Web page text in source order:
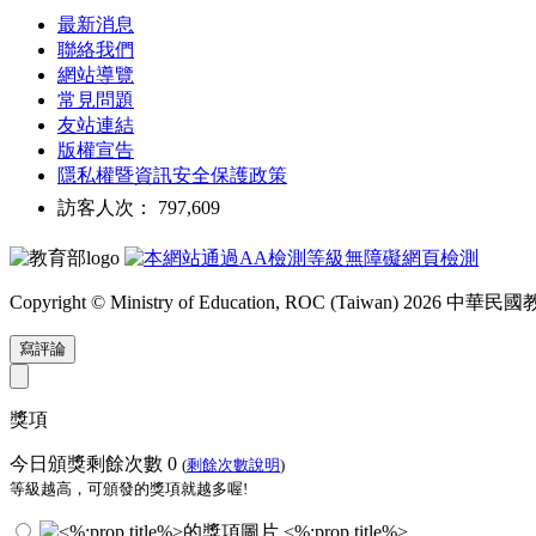
最新消息
聯絡我們
網站導覽
常見問題
友站連結
版權宣告
隱私權暨資訊安全保護政策
訪客人次： 797,609
Copyright © Ministry of Education, ROC (Taiwan) 2026 中華民國
寫評論
獎項
今日頒獎剩餘次數 0 (剩餘次數說明)
等級越高，可頒發的獎項就越多喔!
<%:prop.title%>